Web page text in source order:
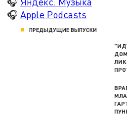
🎧Apple Podcasts
ПРЕДЫДУЩИЕ ВЫПУСКИ